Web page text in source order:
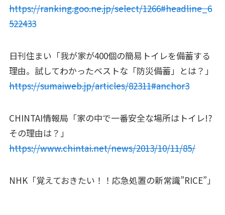
https://ranking.goo.ne.jp/select/1266#headline_6
522433
日刊住まい「我が家が400個の簡易トイレを備蓄する
理由。試してわかったベストな「防災備蓄」とは？」
https://sumaiweb.jp/articles/82311#anchor3
CHINTAI情報局「家の中で一番安全な場所はトイレ!?
その理由は？」
https://www.chintai.net/news/2013/10/11/85/
NHK「覚えておきたい！！応急処置の新常識”RICE”」